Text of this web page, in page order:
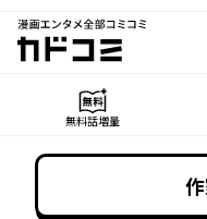
漫画エンタメ全部コミコ
カドコミ
無料話増量